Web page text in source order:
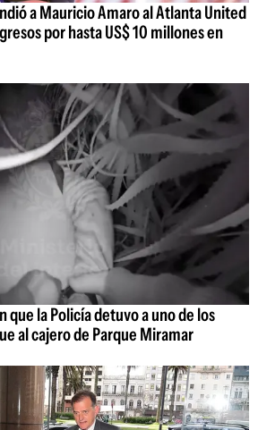
a Mauricio Amaro al Atlanta United
por hasta US$ 10 millones en
que la Policía detuvo a uno de los
al cajero de Parque Miramar